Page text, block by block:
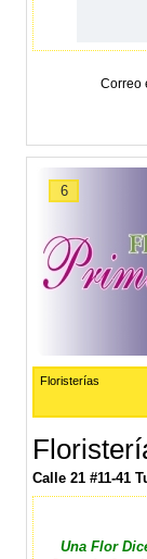
Correo
6
Floristerías
Calle 21 #11-41
Una Flor